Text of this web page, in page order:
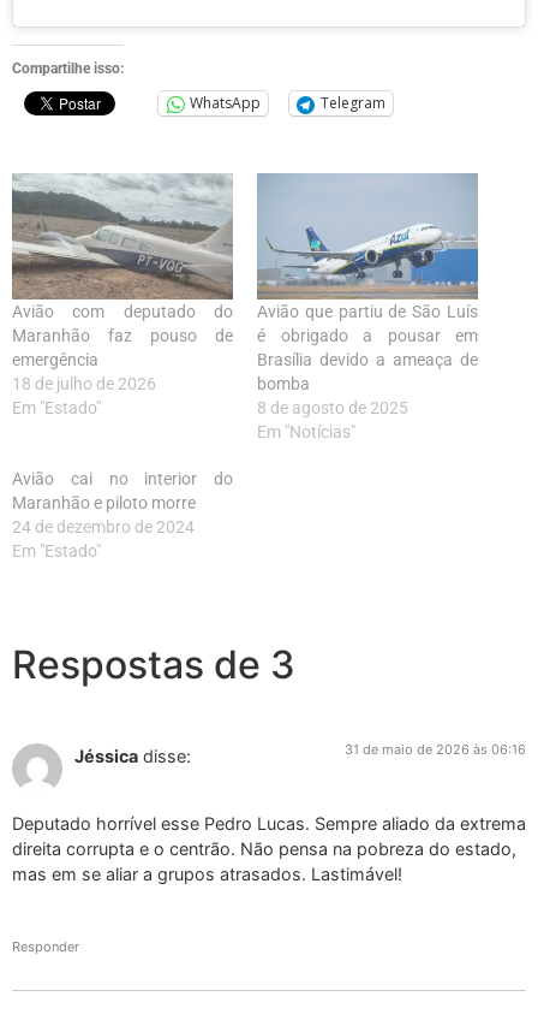
Compartilhe isso:
WhatsApp Telegram
Avião com deputado do
Maranhão faz pouso de
emergência
18 de julho de 2026
Em "Estado"
Avião que partiu de São Luís
é obrigado a pousar em
Brasília devido a ameaça de
bomba
8 de agosto de 2025
Em "Notícias"
Avião cai no interior do
Maranhão e piloto morre
24 de dezembro de 2024
Em "Estado"
Respostas de 3
Jéssica disse: 31 de maio de 2026 às 06:16
Deputado horrível esse Pedro Lucas. Sempre aliado da extrema
direita corrupta e o centrão. Não pensa na pobreza do estado,
mas em se aliar a grupos atrasados. Lastimável!
Responder